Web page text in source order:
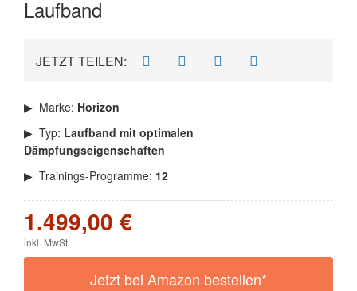
Laufband
JETZT TEILEN:
Marke: Horizon
Typ: Laufband mit optimalen
Dämpfungseigenschaften
Trainings-Programme: 12
1.499,00 €
inkl. MwSt
Jetzt bei Amazon bestellen*